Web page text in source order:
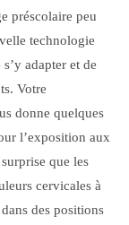
préscolaire peu
technologie
adapter et de
Votre
donne quelques
l’exposition aux
que les
cervicales à
des positions